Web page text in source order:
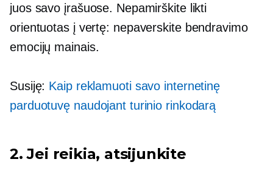
juos savo įrašuose. Nepamirškite likti
orientuotas į vertę: nepaverskite bendravimo
emocijų mainais.
Susiję: Kaip reklamuoti savo internetinę
parduotuvę naudojant turinio rinkodarą
2. Jei reikia, atsijunkite